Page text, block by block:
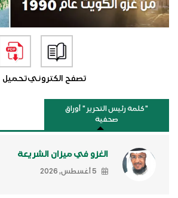
تصفح الكترونيتحميل
"كلمة رئيس التحرير " أوراق
صحفية
الغزو في ميزان الشريعة
5 أغسطس, 2026